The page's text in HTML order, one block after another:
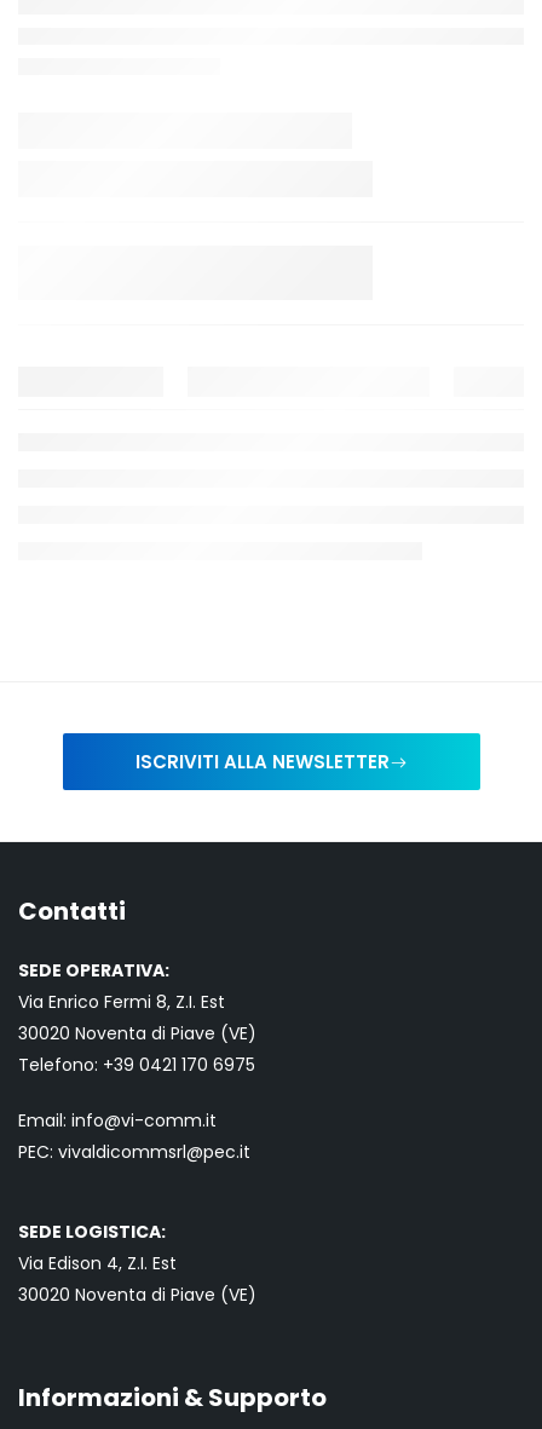
ISCRIVITI ALLA NEWSLETTER
Contatti
SEDE OPERATIVA:
Via Enrico Fermi 8, Z.I. Est
30020 Noventa di Piave (VE)
Telefono: +39 0421 170 6975
Email: info@vi-comm.it
PEC: vivaldicommsrl@pec.it
SEDE LOGISTICA:
Via Edison 4, Z.I. Est
30020 Noventa di Piave (VE)
Informazioni & Supporto